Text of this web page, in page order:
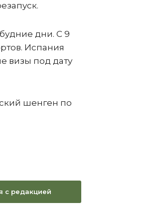
дни. С 9
Испания
визы под дату
шенген по
с редакцией